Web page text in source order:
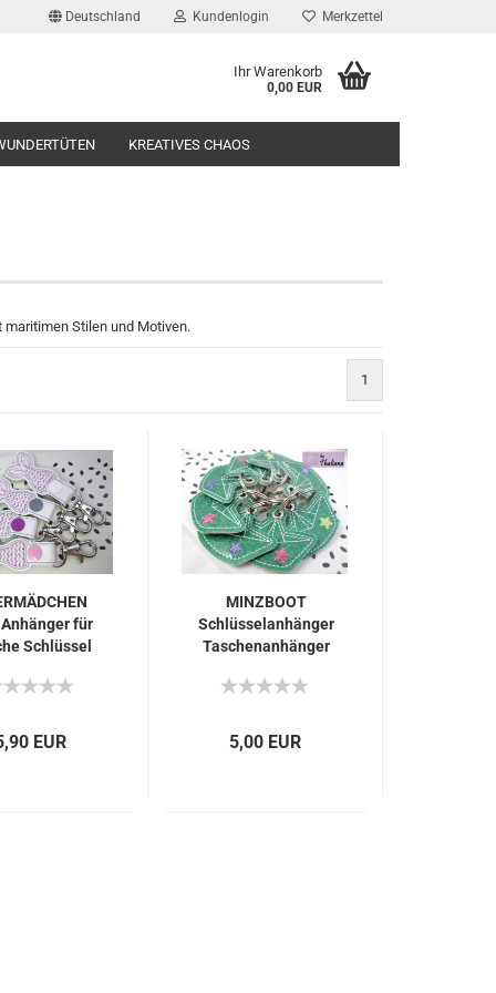
Deutschland Kundenlogin
vergessen?
Merkzettel
Ihr Warenkorb
0,00 EUR
KREATIVES CHAOS
Stilen und Motiven.
1
für
Schlüssel
EUR
MINZBOOT
Schlüsselanhänger
Taschenanhänger
5,00 EUR